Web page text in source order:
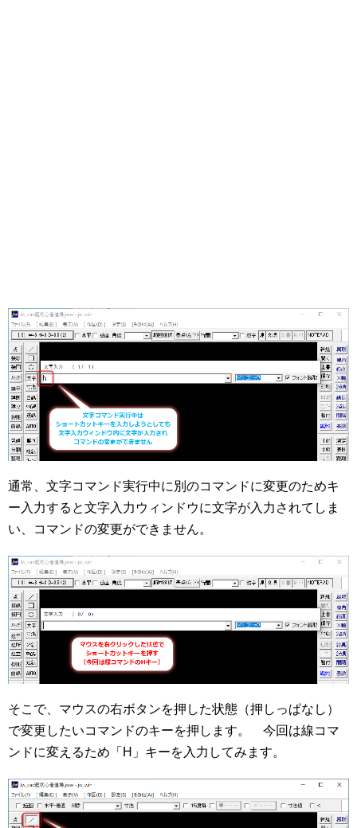
通常、文字コマンド実行中に別のコマンドに変更のためキ
ー入力すると文字入力ウィンドウに文字が入力されてしま
い、コマンドの変更ができません。
そこで、マウスの右ボタンを押した状態（押しっぱなし）
で変更したいコマンドのキーを押します。 今回は線コマ
ンドに変えるため「H」キーを入力してみます。